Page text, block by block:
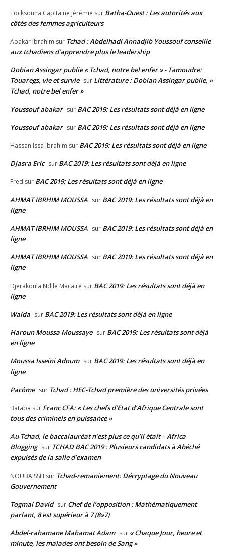
Tocksouna Capitaine Jérémie sur Batha-Ouest : Les autorités aux
côtés des femmes agriculteurs
Abakar Ibrahim sur Tchad : Abdelhadi Annadjib Youssouf conseille
aux tchadiens d’apprendre plus le leadership
Dobian Assingar publie « Tchad, notre bel enfer » - Tamoudre:
Touaregs, vie et survie sur Littérature : Dobian Assingar publie, «
Tchad, notre bel enfer »
Youssouf abakar sur BAC 2019: Les résultats sont déjà en ligne
Youssouf abakar sur BAC 2019: Les résultats sont déjà en ligne
Hassan Issa Ibrahim sur BAC 2019: Les résultats sont déjà en ligne
Djasra Eric sur BAC 2019: Les résultats sont déjà en ligne
Fred sur BAC 2019: Les résultats sont déjà en ligne
AHMAT IBRHIM MOUSSA sur BAC 2019: Les résultats sont déjà en
ligne
AHMAT IBRHIM MOUSSA sur BAC 2019: Les résultats sont déjà en
ligne
AHMAT IBRHIM MOUSSA sur BAC 2019: Les résultats sont déjà en
ligne
Djerakoula Ndile Macaire sur BAC 2019: Les résultats sont déjà en
ligne
Walda sur BAC 2019: Les résultats sont déjà en ligne
Haroun Moussa Moussaye sur BAC 2019: Les résultats sont déjà
en ligne
Moussa Isseini Adoum sur BAC 2019: Les résultats sont déjà en
ligne
Pacôme sur Tchad : HEC-Tchad première des universités privées
Bataba sur Franc CFA: « Les chefs d’Etat d’Afrique Centrale sont
tous des criminels en puissance »
Au Tchad, le baccalauréat n’est plus ce qu’il était – Africa
Blogging sur TCHAD BAC 2019 : Plusieurs candidats à Abéché
expulsés de la salle d’examen
NOUBAISSEI sur Tchad-remaniement: Décryptage du Nouveau
Gouvernement
Togmal David sur Chef de l’opposition : Mathématiquement
parlant, 8 est supérieur à 7 (8»7)
Abdel-rahamane Mahamat Adam sur « Chaque Jour, heure et
minute, les malades ont besoin de Sang »